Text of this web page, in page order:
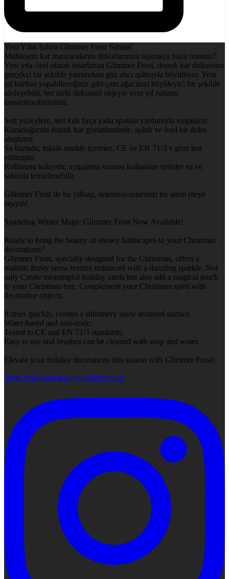
Yeni Yılın Işıltısı Glimmer Frost Satışta!
Muhteşem kar manzaralarını dekorlarınıza taşımaya hazır mısınız?
Yeni yıla özel olarak tasarlanan Glimmer Frost, donuk kar dokusunu
gerçekçi bir şekilde yansıtırken göz alıcı ışıltısıyla büyülüyor. Yeni
yıl kartları yapabileceğiniz gibi çam ağacınızı büyüleyici bir şekilde
süsleyebilir, her türlü dekoratif objeyle yeni yıl ruhunu
tamamlayabilirsiniz.
Sert yüzeylere, sert kıllı fırça yada spatula yardımıyla uygulanır.
Kuruduğunda donuk kar görünümünde, ışıltılı ve özel bir doku
oluşturur.
Su bazlıdır, toksik madde içermez. CE ve EN 71/3’e göre test
edilmiştir.
Kullanımı kolaydır, uygulama sonrası kullanılan ürünler su ve
sabunla temizlenebilir.
Glimmer Frost ile bu yılbaşı, dekorasyonlarınızı bir adım öteye
taşıyın!
Sparkling Winter Magic Glimmer Frost Now Available!
Ready to bring the beauty of snowy landscapes to your Christmas
decorations?
Glimmer Frost, specially designed for the Christmas, offers a
realistic frosty snow texture enhanced with a dazzling sparkle. Not
only Create meaningful holiday cards but also add a magical touch
to your Christmas tree. Complement your Christmas spirit with
decorative objects.
It dries quickly, creates a shimmery snow textured surface.
Water-based and non-toxic.
Tested to CE and EN 71/3 standards.
Easy to use and brushes can be cleaned with soap and water.
Elevate your holiday decorations this season with Glimmer Frost!
View Instagram post by cadencecraft